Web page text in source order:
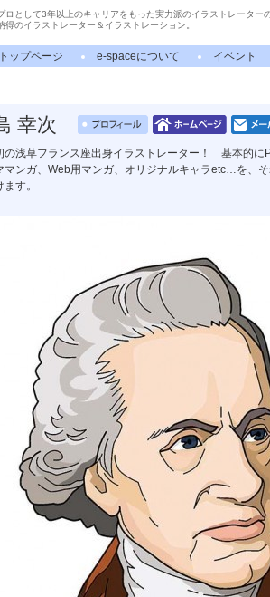
ロとして3年以上のキャリアをもった実力派のイラストレーター
得のイラストレーター＆イラストレーション。
トップページ e-spaceについて イベント
幸次
の浅草フランス座出身イラストレーター！ 基本的に
マンガ、Web用マンガ、オリジナルキャラetc…を、
す。